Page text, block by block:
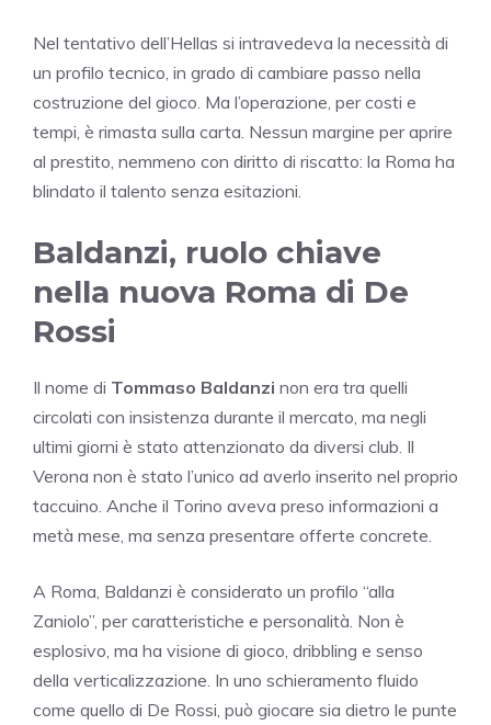
Nel tentativo dell’Hellas si intravedeva la necessità di
un profilo tecnico, in grado di cambiare passo nella
costruzione del gioco. Ma l’operazione, per costi e
tempi, è rimasta sulla carta. Nessun margine per aprire
al prestito, nemmeno con diritto di riscatto: la Roma ha
blindato il talento senza esitazioni.
Baldanzi, ruolo chiave
nella nuova Roma di De
Rossi
Il nome di Tommaso Baldanzi non era tra quelli
circolati con insistenza durante il mercato, ma negli
ultimi giorni è stato attenzionato da diversi club. Il
Verona non è stato l’unico ad averlo inserito nel proprio
taccuino. Anche il Torino aveva preso informazioni a
metà mese, ma senza presentare offerte concrete.
A Roma, Baldanzi è considerato un profilo “alla
Zaniolo”, per caratteristiche e personalità. Non è
esplosivo, ma ha visione di gioco, dribbling e senso
della verticalizzazione. In uno schieramento fluido
come quello di De Rossi, può giocare sia dietro le punte